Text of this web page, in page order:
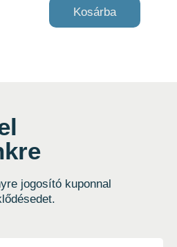
f
Kosárba
jogosító kuponnal